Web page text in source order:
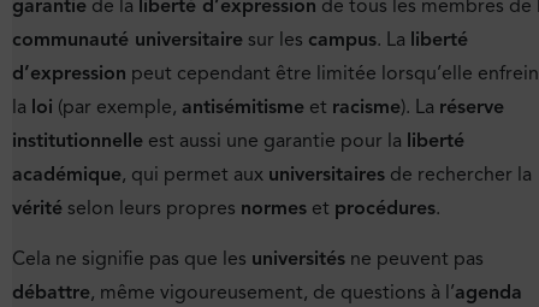
garantie de la liberté d’expression de tous les membres de
communauté universitaire sur les campus. La liberté
d’expression peut cependant être limitée lorsqu’elle
la loi (par exemple, antisémitisme et racisme). La réserve
institutionnelle est aussi une garantie pour la liberté
académique, qui permet aux universitaires de rechercher la
vérité selon leurs propres normes et procédures.
Cela ne signifie pas que les universités ne peuvent pas
débattre, même vigoureusement, de questions à l’agenda